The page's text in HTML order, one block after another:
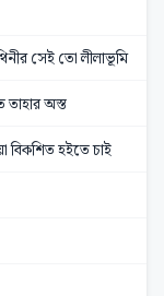
সেই তো লীলাভূমি
তাহার অস্ত
বিকশিত হইতে চাই